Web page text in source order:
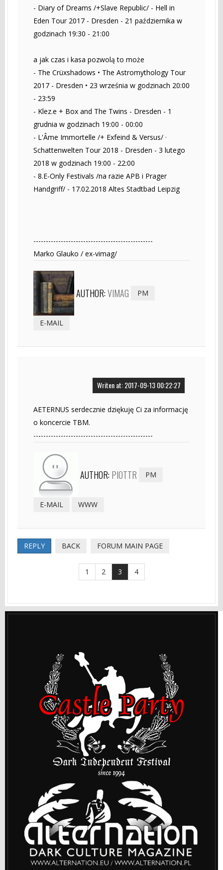
- Diary of Dreams /+Slave Republic/ - Hell in
Eden Tour 2017 - Dresden - 21 października w
godzinach 19:30 - 21:00
a jak czas i kasa pozwolą to może
- The Crüxshadows • The Astromythology Tour
2017 - Dresden • 23 września w godzinach 20:00
- 23:59
- Klez.e + Box and The Twins - Dresden - 1
grudnia w godzinach 19:00 - 00:00
- L'Âme Immortelle /+ Exfeind & Versus/ ·
Schattenwelten Tour 2018 - Dresden - 3 lutego
2018 w godzinach 19:00 - 22:00
- 8.E-Only Festivals /na razie APB i Prager
Handgriff/ - 17.02.2018 Altes Stadtbad Leipzig
------------------------------------------------
Marko Glauko / ex-vimag/
AUTHOR:VIMAG PM
E-MAIL
Writen at: 2017-09-13 00:22:27
AETERNUS serdecznie dziękuję Ci za informację
o koncercie TBM.
------------------------------------------------
AUTHOR: PIOTTR PM
E-MAIL WWW
REPLY BACK FORUM MAIN PAGE
1 2 3 4